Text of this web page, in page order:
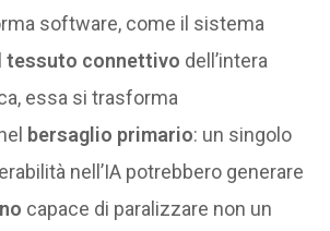
software, come il sistema
tessuto connettivo dell’intera
essa si trasforma
bersaglio primario: un singolo
nell’IA potrebbero generare
capace di paralizzare non un